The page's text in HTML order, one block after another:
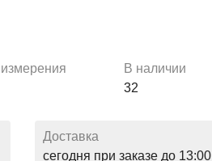
В наличии
32
Доставка
сегодня при заказе до 13:00